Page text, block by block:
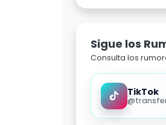
Sigue los
Consulta los
TikTok